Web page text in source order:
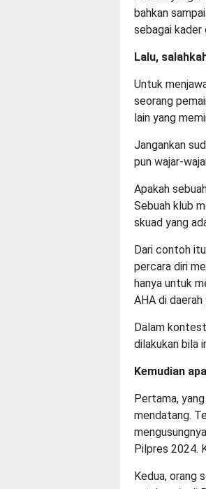
bahkan
sebagai kader
Lalu,
Untuk
seorang
lain yang
Jangankan
pun wajar-
Apakah
Sebuah klub
skuad yang
Dari contoh
percara diri
hanya untuk
AHA di
Dalam
dilakukan bila
Kemudian
Pertama,
mendatang.
Pilpres 2024.
Kedua, orang